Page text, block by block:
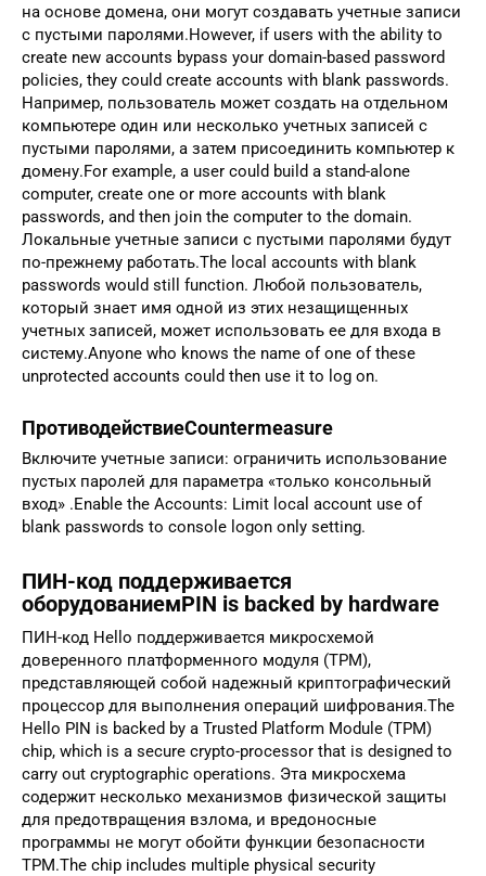
на основе домена, они могут создавать учетные записи
с пустыми паролями.However, if users with the ability to
create new accounts bypass your domain-based password
policies, they could create accounts with blank passwords.
Например, пользователь может создать на отдельном
компьютере один или несколько учетных записей с
пустыми паролями, а затем присоединить компьютер к
домену.For example, a user could build a stand-alone
computer, create one or more accounts with blank
passwords, and then join the computer to the domain.
Локальные учетные записи с пустыми паролями будут
по-прежнему работать.The local accounts with blank
passwords would still function. Любой пользователь,
который знает имя одной из этих незащищенных
учетных записей, может использовать ее для входа в
систему.Anyone who knows the name of one of these
unprotected accounts could then use it to log on.
ПротиводействиеCountermeasure
Включите учетные записи: ограничить использование
пустых паролей для параметра «только консольный
вход» .Enable the Accounts: Limit local account use of
blank passwords to console logon only setting.
ПИН-код поддерживается
оборудованиемPIN is backed by hardware
ПИН-код Hello поддерживается микросхемой
доверенного платформенного модуля (TPM),
представляющей собой надежный криптографический
процессор для выполнения операций шифрования.The
Hello PIN is backed by a Trusted Platform Module (TPM)
chip, which is a secure crypto-processor that is designed to
carry out cryptographic operations. Эта микросхема
содержит несколько механизмов физической защиты
для предотвращения взлома, и вредоносные
программы не могут обойти функции безопасности
TPM.The chip includes multiple physical security